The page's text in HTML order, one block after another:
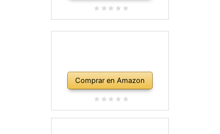
Comprar en Amazon